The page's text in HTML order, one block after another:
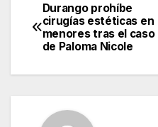
Post
navigation
Durango prohíbe
cirugías estéticas en
menores tras el caso
de Paloma Nicole